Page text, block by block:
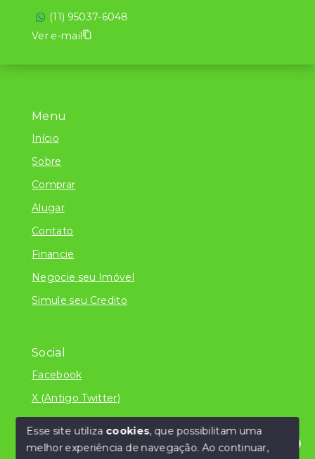
Menu
Início
Sobre
Comprar
Alugar
Contato
Financie
Negocie seu Imóvel
Simule seu Credito
Social
Facebook
X (Antigo Twitter)
© Copyright 2026 - Literatura Imóveis Ltda - ME
(11) 95037-6048
Ver e-mail
Esse site utiliza cookies, que possibilitam uma
melhor experiência de navegação.Ao continuar,